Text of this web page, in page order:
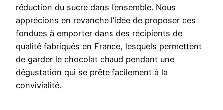
réduction du sucre dans l’ensemble. Nous
apprécions en revanche l’idée de proposer ces
fondues à emporter dans des récipients de
qualité fabriqués en France, lesquels permettent
de garder le chocolat chaud pendant une
dégustation qui se prête facilement à la
convivialité.